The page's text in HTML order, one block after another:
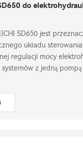
do
SD650 jest
układu
regulacji mocy
z jedną pompą